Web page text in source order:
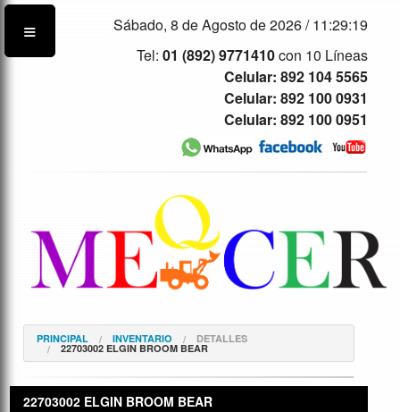
Sábado, 8 de Agosto de 2026 /11:29:19
Tel:01 (892) 9771410con 10 Líneas
Celular: 892 104 5565
Celular: 892 100 0931
Celular: 892 100 0951
PRINCIPAL INVENTARIO DETALLES
22703002 ELGIN BROOM BEAR
22703002 ELGIN BROOM BEAR